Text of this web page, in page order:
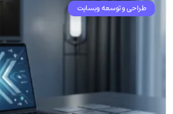
طراحی و توسعه وبسایت